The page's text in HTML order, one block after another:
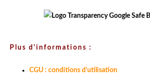
Plus d'informations :
CGU : conditions d'utilisation